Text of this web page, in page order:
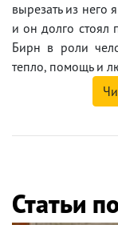
вырезать из него
и он долго стоял
Бирн в роли
тепло, помощь и
Статьи